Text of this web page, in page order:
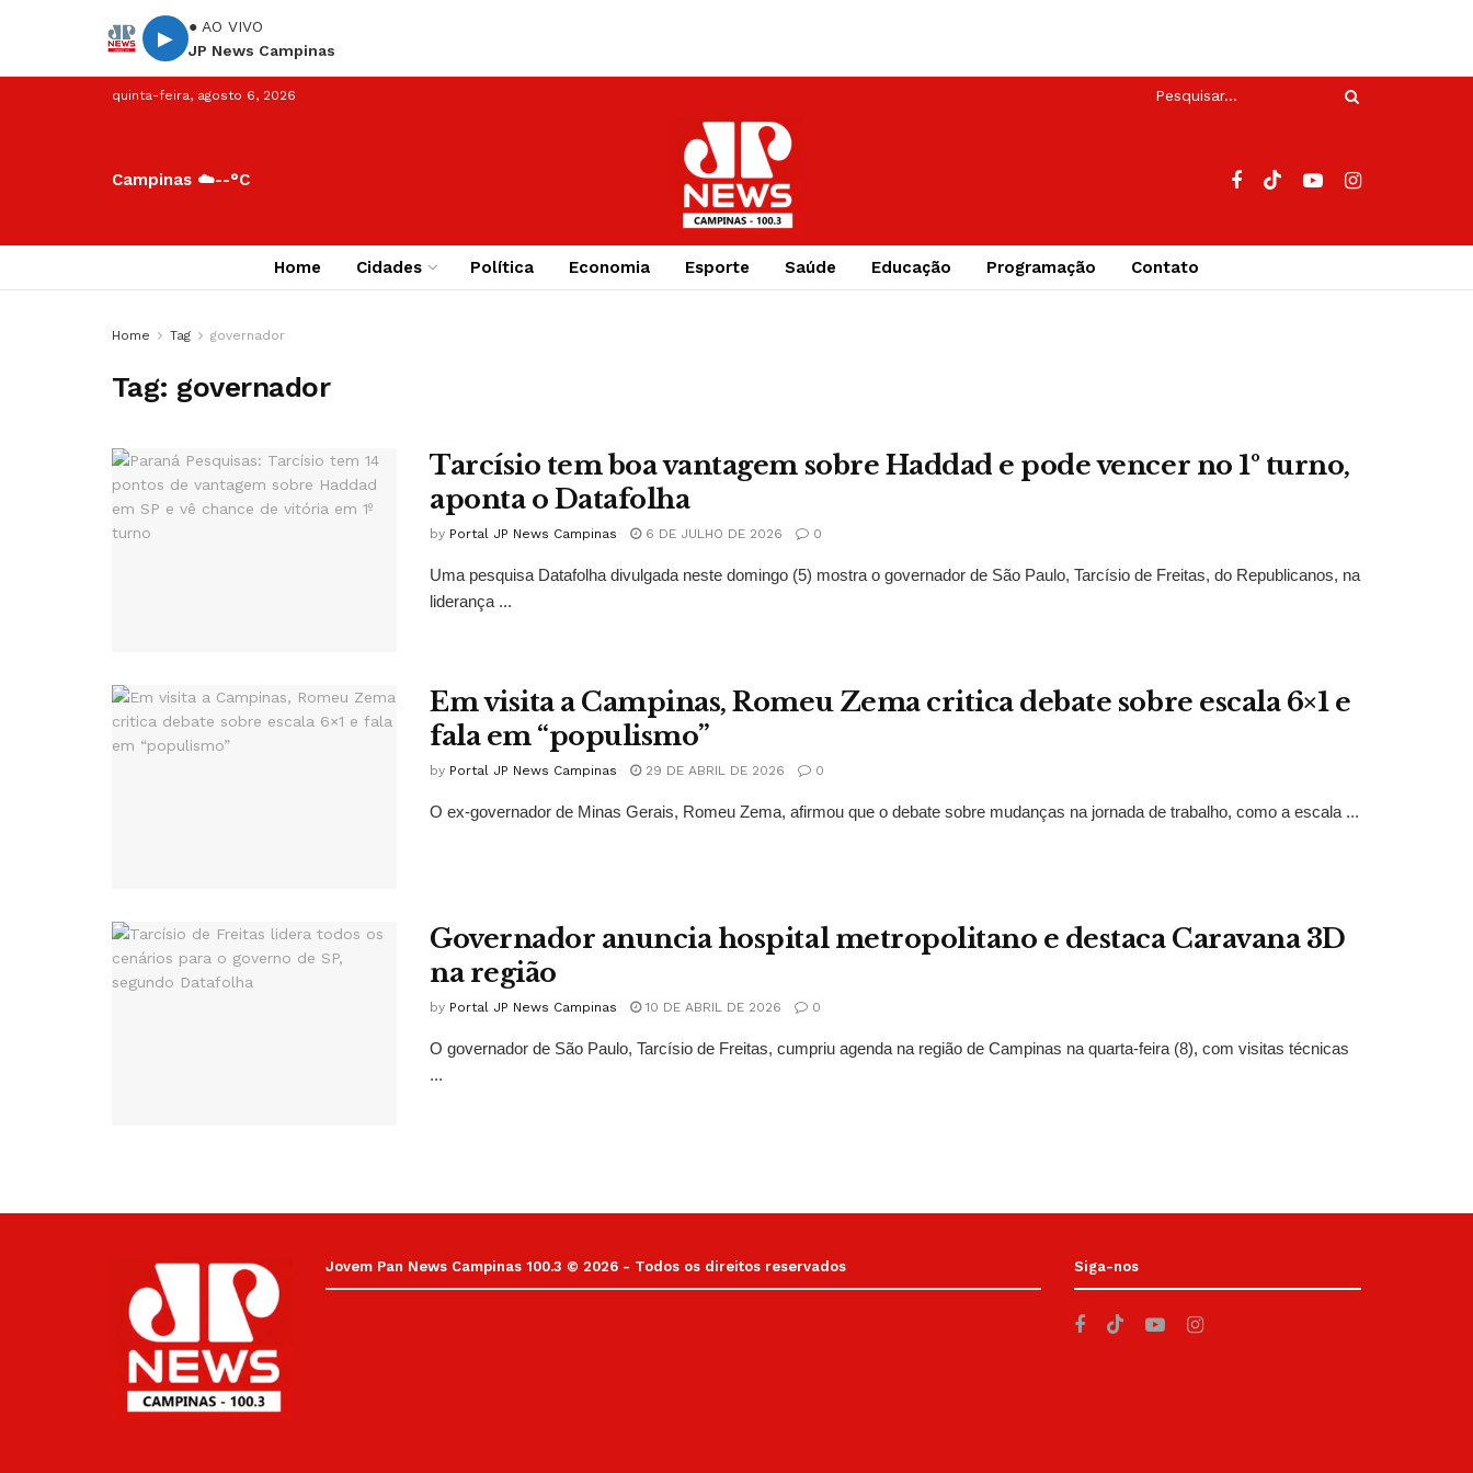
▶
● AO VIVO
JP News Campinas
quinta-feira, agosto 6, 2026
Campinas ☁️--°C
Home Cidades Política Economia Esporte Saúde Educação Programação Contato
Home Tag governador
Tag: governador
Tarcísio tem boa vantagem sobre Haddad e pode vencer no 1º turno,
aponta o Datafolha
by Portal JP News Campinas 6 DE JULHO DE 2026 0
Uma pesquisa Datafolha divulgada neste domingo (5) mostra o governador de São Paulo, Tarcísio de Freitas, do Republicanos, na
liderança ...
Em visita a Campinas, Romeu Zema critica debate sobre escala 6×1 e
fala em “populismo”
by Portal JP News Campinas 29 DE ABRIL DE 2026 0
O ex-governador de Minas Gerais, Romeu Zema, afirmou que o debate sobre mudanças na jornada de trabalho, como a escala ...
Governador anuncia hospital metropolitano e destaca Caravana 3D
na região
by Portal JP News Campinas 10 DE ABRIL DE 2026 0
O governador de São Paulo, Tarcísio de Freitas, cumpriu agenda na região de Campinas na quarta-feira (8), com visitas técnicas
...
Jovem Pan News Campinas 100.3 © 2026 - Todos os direitos reservados Siga-nos